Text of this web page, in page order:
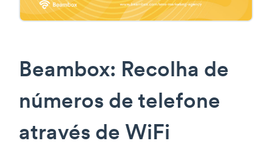
Beambox: Recolha de
números de telefone
através de WiFi